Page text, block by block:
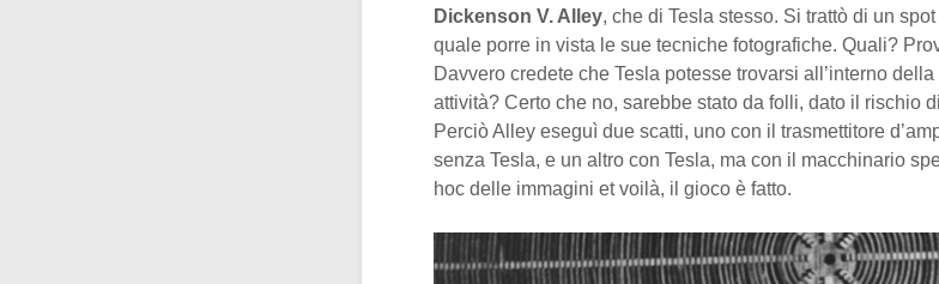
Dickenson V. Alley, che di Tesla stesso. Si trattò di un
quale porre in vista le sue tecniche fotografiche. Quali?
Davvero credete che Tesla potesse trovarsi all’interno
attività? Certo che no, sarebbe stato da folli, dato il rischio
Perciò Alley eseguì due scatti, uno con il trasmettitore
senza Tesla, e un altro con Tesla, ma con il macchinario
hoc delle immagini et voilà, il gioco è fatto.